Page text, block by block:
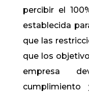
percibir el
establecida
que las
que los
empresa